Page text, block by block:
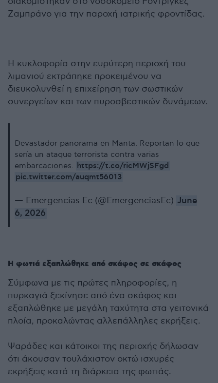
Ζαμπράνο για την παροχή ιατρικής φροντίδας.
Η κυκλοφορία στην ευρύτερη περιοχή του
λιμανιού εκτράπηκε προκειμένου να
διευκολυνθεί η επιχείρηση των σωστικών
συνεργείων και των πυροσβεστικών δυνάμεων.
Devastador panorama en Manta. Reportan lo que
sería un ataque terrorista contra varias
embarcaciones. https://t.co/ricMWjSFgd
pic.twitter.com/auqmt56013
— Emergencias Ec (@EmergenciasEc) June
6, 2026
Η φωτιά εξαπλώθηκε από σκάφος σε σκάφος
Σύμφωνα με τις πρώτες πληροφορίες, η
πυρκαγιά ξεκίνησε από ένα σκάφος και
εξαπλώθηκε με μεγάλη ταχύτητα στα γειτονικά
πλοία, προκαλώντας αλλεπάλληλες εκρήξεις.
Ψαράδες και κάτοικοι της περιοχής δήλωσαν
ότι άκουσαν τουλάχιστον οκτώ ισχυρές
εκρήξεις κατά τη διάρκεια της φωτιάς.